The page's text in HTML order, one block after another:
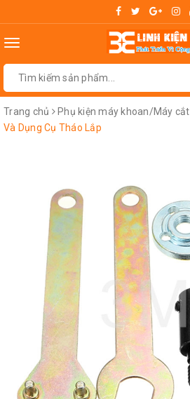
Toggle
Trang chủ Phụ kiện máy khoan/Máy cắt
Và Dụng Cụ Tháo Lắp